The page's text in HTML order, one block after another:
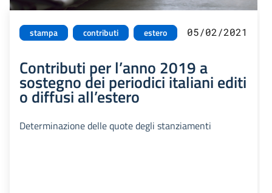
stampa contributi estero 05/02/2021
Contributi per l’anno 2019 a
sostegno dei periodici italiani editi
o diffusi all’estero
Determinazione delle quote degli stanziamenti